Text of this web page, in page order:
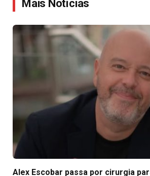
Mais Notícias
Alex Escobar passa por cirurgia